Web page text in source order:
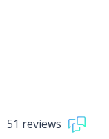
51 reviews